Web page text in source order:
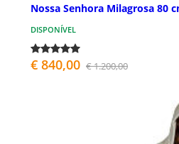
Nossa Senhora Milagrosa 80
DISPONÍVEL
€ 840,00 € 1.200,00